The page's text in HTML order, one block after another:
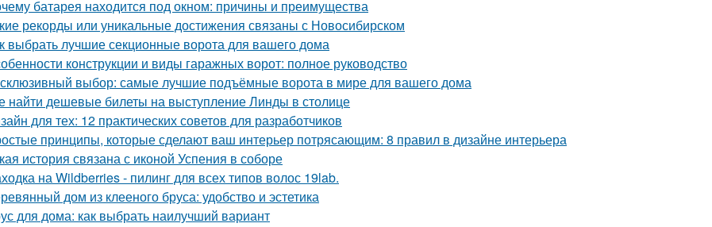
батарея находится под окном: причины и преимущества
рекорды или уникальные достижения связаны с Новосибирском
выбрать лучшие секционные ворота для вашего дома
конструкции и виды гаражных ворот: полное руководство
выбор: самые лучшие подъёмные ворота в мире для вашего дома
найти дешевые билеты на выступление Линды в столице
для тех: 12 практических советов для разработчиков
принципы, которые сделают ваш интерьер потрясающим: 8 правил в дизайне интерьера
история связана с иконой Успения в соборе
на Wildberries - пилинг для всех типов волос 19lab.
дом из клееного бруса: удобство и эстетика
для дома: как выбрать наилучший вариант